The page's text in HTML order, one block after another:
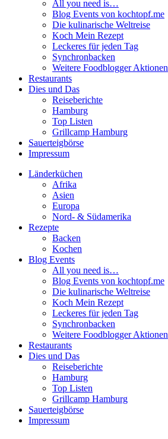
All you need is…
Blog Events von kochtopf.me
Die kulinarische Weltreise
Koch Mein Rezept
Leckeres für jeden Tag
Synchronbacken
Weitere Foodblogger Aktionen
Restaurants
Dies und Das
Reiseberichte
Hamburg
Top Listen
Grillcamp Hamburg
Sauerteigbörse
Impressum
Länderküchen
Afrika
Asien
Europa
Nord- & Südamerika
Rezepte
Backen
Kochen
Blog Events
All you need is…
Blog Events von kochtopf.me
Die kulinarische Weltreise
Koch Mein Rezept
Leckeres für jeden Tag
Synchronbacken
Weitere Foodblogger Aktionen
Restaurants
Dies und Das
Reiseberichte
Hamburg
Top Listen
Grillcamp Hamburg
Sauerteigbörse
Impressum